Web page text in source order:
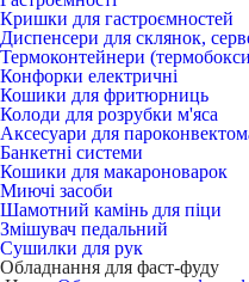
Кришки для гастроємностей
Диспенсери для склянок,
Термоконтейнери
Конфорки електричні
Кошики для фритюрниць
Колоди для розрубки м'яса
Аксесуари для
Банкетні системи
Кошики для макароноварок
Миючі засоби
Шамотний камінь для піци
Змішувач педальний
Сушилки для рук
Обладнання для фаст-фуду